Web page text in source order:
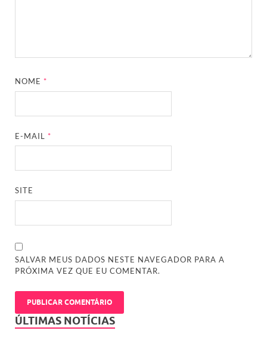
NOME*
E-MAIL*
SITE
SALVAR MEUS DADOS NESTE NAVEGADOR PARA A
PRÓXIMA VEZ QUE EU COMENTAR.
ÚLTIMAS NOTÍCIAS